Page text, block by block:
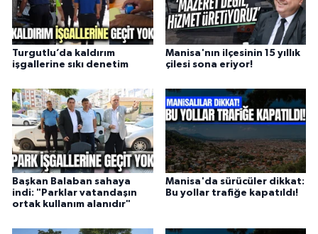
Turgutlu’da kaldırım
işgallerine sıkı denetim
Manisa'nın ilçesinin 15 yıllık
çilesi sona eriyor!
Başkan Balaban sahaya
indi: "Parklar vatandaşın
ortak kullanım alanıdır"
Manisa'da sürücüler dikkat:
Bu yollar trafiğe kapatıldı!